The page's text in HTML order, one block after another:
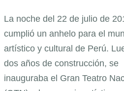
La noche del 22 de julio de
cumplió un anhelo para el
artístico y cultural de Perú.
dos años de construcción, se
inauguraba el Gran Teatro